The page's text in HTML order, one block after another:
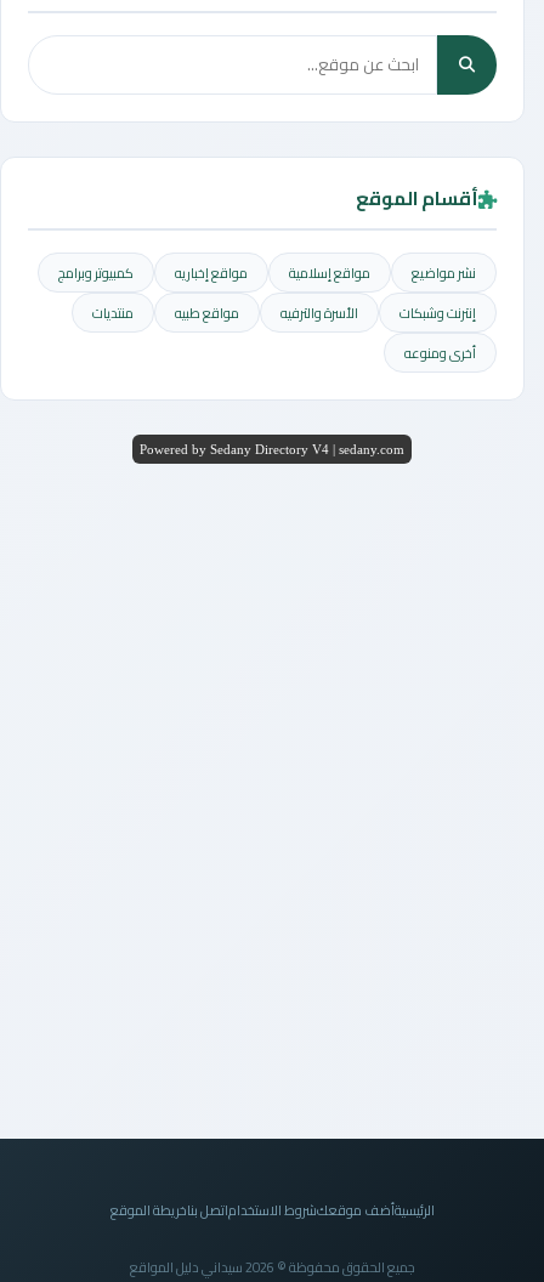
أقسام الموقع
نشر مواضيع مواقع إسلامية مواقع إخباريه
كمبيوتر وبرامج
إنترنت وشبكات
الأسرة والترفيه مواقع طبيه
منتديات
أخرى ومنوعه
Powered by Sedany Directory V4 | sedany.com
الرئيسيةأضف موقعكشروط الاستخداماتصل بناخريطة الموقع
جميع الحقوق محفوظة © 2026 سيداني دليل المواقع